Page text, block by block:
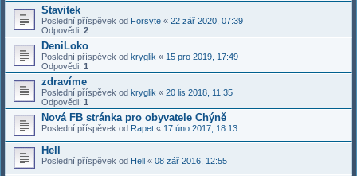
Stavitek
Poslední příspěvek od Forsyte « 22 zář 2020, 07:39
Odpovědi: 2
DeniLoko
Poslední příspěvek od kryglik « 15 pro 2019, 17:49
Odpovědi: 1
zdravíme
Poslední příspěvek od kryglik « 20 lis 2018, 11:35
Odpovědi: 1
Nová FB stránka pro obyvatele Chýně
Poslední příspěvek od Rapet « 17 úno 2017, 18:13
Hell
Poslední příspěvek od Hell « 08 zář 2016, 12:55